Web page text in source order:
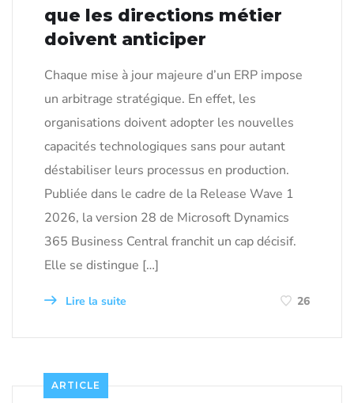
que les directions métier
doivent anticiper
Chaque mise à jour majeure d’un ERP impose
un arbitrage stratégique. En effet, les
organisations doivent adopter les nouvelles
capacités technologiques sans pour autant
déstabiliser leurs processus en production.
Publiée dans le cadre de la Release Wave 1
2026, la version 28 de Microsoft Dynamics
365 Business Central franchit un cap décisif.
Elle se distingue […]
Lire la suite 26
ARTICLE